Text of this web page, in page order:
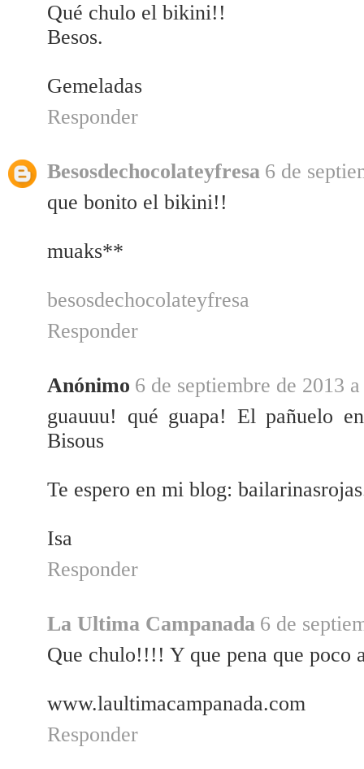
Qué chulo el bikini!!
Besos.
Gemeladas
Responder
Besosdechocolateyfresa 6 de
que bonito el bikini!!
muaks**
besosdechocolateyfresa
Responder
Anónimo 6 de septiembre de 2013
guauuu! qué guapa! El pañuelo
Bisous
Te espero en mi blog:
Isa
Responder
La Ultima Campanada 6 de
Que chulo!!!! Y que pena que poco
www.laultimacampanada.com
Responder